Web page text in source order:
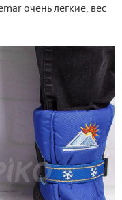
очень легкие, вес